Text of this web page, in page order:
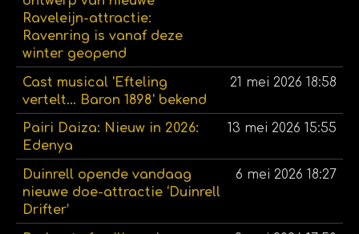
Raveleijn-attractie:
Ravenring is vanaf deze
winter geopend
Cast musical 'Efteling
vertelt... Baron 1898' bekend
21 mei 2026 18:58
Pairi Daiza: Nieuw in 2026:
Edenya
13 mei 2026 15:55
Duinrell opende vandaag
nieuwe doe-attractie ‘Duinrell
Drifter’
6 mei 2026 18:27